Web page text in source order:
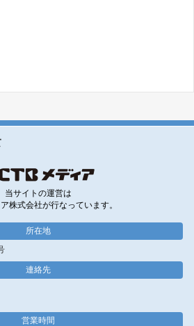
当サイトの運営は
株式会社が行なっています。
所在地
連絡先
営業時間